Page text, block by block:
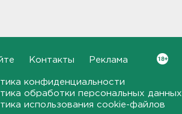
Контакты Реклама
конфиденциальности
обработки персональных данных
использования cookie-файлов